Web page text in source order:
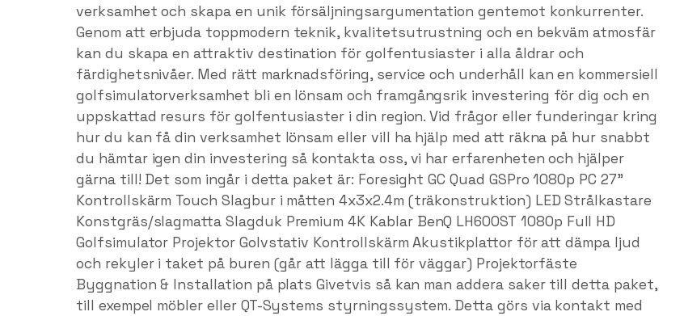
verksamhet och skapa en unik försäljningsargumentation gentemot konkurrenter.
Genom att erbjuda toppmodern teknik, kvalitetsutrustning och en bekväm atmosfär
kan du skapa en attraktiv destination för golfentusiaster i alla åldrar och
färdighetsnivåer. Med rätt marknadsföring, service och underhåll kan en kommersiell
golfsimulatorverksamhet bli en lönsam och framgångsrik investering för dig och en
uppskattad resurs för golfentusiaster i din region. Vid frågor eller funderingar kring
hur du kan få din verksamhet lönsam eller vill ha hjälp med att räkna på hur snabbt
du hämtar igen din investering så kontakta oss, vi har erfarenheten och hjälper
gärna till! Det som ingår i detta paket är: Foresight GC Quad GSPro 1080p PC 27"
Kontrollskärm Touch Slagbur i måtten 4x3x2.4m (träkonstruktion) LED Strålkastare
Konstgräs/slagmatta Slagduk Premium 4K Kablar BenQ LH600ST 1080p Full HD
Golfsimulator Projektor Golvstativ Kontrollskärm Akustikplattor för att dämpa ljud
och rekyler i taket på buren (går att lägga till för väggar) Projektorfäste
Byggnation & Installation på plats Givetvis så kan man addera saker till detta paket,
till exempel möbler eller QT-Systems styrningssystem. Detta görs via kontakt med